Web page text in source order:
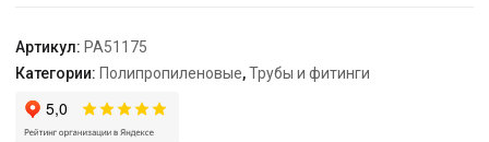
Артикул: PA51175
Категории: Полипропиленовые,Трубы и фитинги